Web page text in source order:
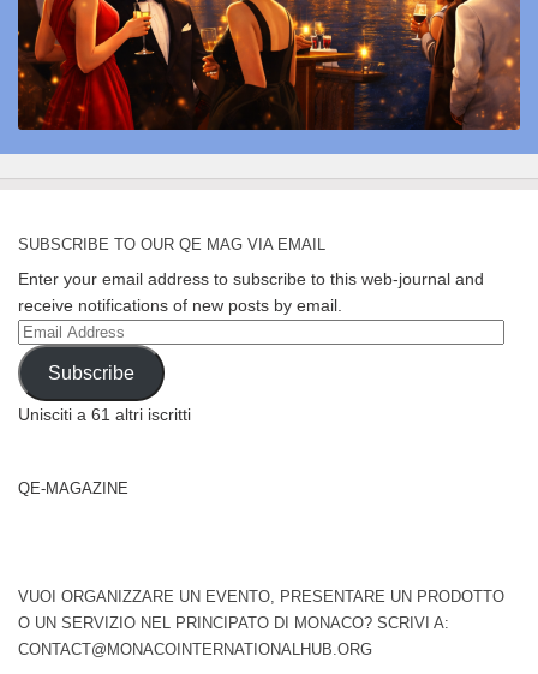
SUBSCRIBE TO OUR QE MAG VIA EMAIL
Enter your email address to subscribe to this web-journal and
receive notifications of new posts by email.
Email
Address
Subscribe
Unisciti a 61 altri iscritti
QE-MAGAZINE
VUOI ORGANIZZARE UN EVENTO, PRESENTARE UN PRODOTTO
O UN SERVIZIO NEL PRINCIPATO DI MONACO? SCRIVI A:
CONTACT@MONACOINTERNATIONALHUB.ORG